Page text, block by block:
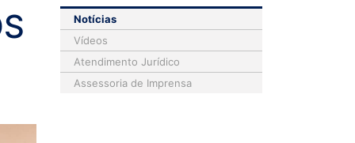
Notícias
Vídeos
Atendimento Jurídico
Assessoria de Imprensa